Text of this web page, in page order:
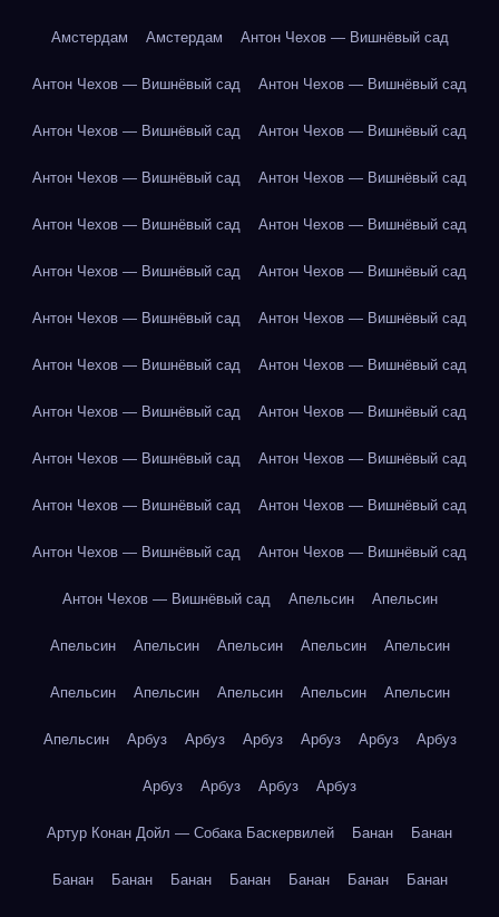
Амстердам Амстердам Антон Чехов — Вишнёвый сад
Антон Чехов — Вишнёвый сад Антон Чехов — Вишнёвый сад
Антон Чехов — Вишнёвый сад Антон Чехов — Вишнёвый сад
Антон Чехов — Вишнёвый сад Антон Чехов — Вишнёвый сад
Антон Чехов — Вишнёвый сад Антон Чехов — Вишнёвый сад
Антон Чехов — Вишнёвый сад Антон Чехов — Вишнёвый сад
Антон Чехов — Вишнёвый сад Антон Чехов — Вишнёвый сад
Антон Чехов — Вишнёвый сад Антон Чехов — Вишнёвый сад
Антон Чехов — Вишнёвый сад Антон Чехов — Вишнёвый сад
Антон Чехов — Вишнёвый сад Антон Чехов — Вишнёвый сад
Антон Чехов — Вишнёвый сад Антон Чехов — Вишнёвый сад
Антон Чехов — Вишнёвый сад Антон Чехов — Вишнёвый сад
Антон Чехов — Вишнёвый сад Апельсин Апельсин
Апельсин Апельсин Апельсин Апельсин Апельсин
Апельсин Апельсин Апельсин Апельсин Апельсин
Апельсин Арбуз Арбуз Арбуз Арбуз Арбуз Арбуз
Арбуз Арбуз Арбуз Арбуз
Артур Конан Дойл — Собака Баскервилей Банан Банан
Банан Банан Банан Банан Банан Банан Банан